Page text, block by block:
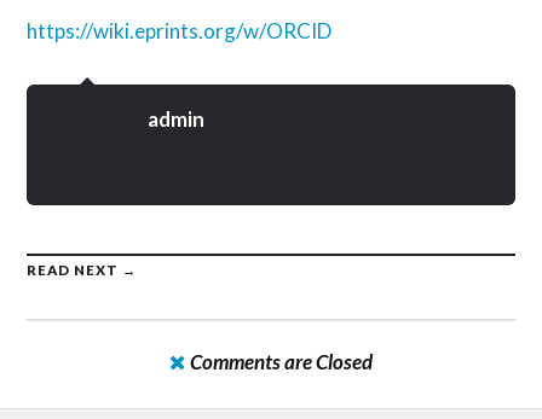
https://wiki.eprints.org/w/ORCID
admin
READ NEXT →
Comments are Closed